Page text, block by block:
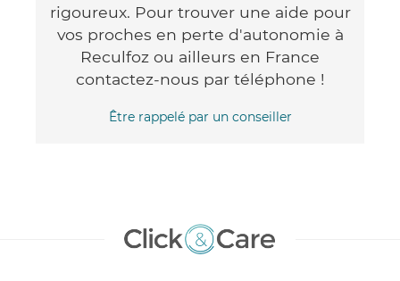
rigoureux. Pour trouver une aide pour
vos proches en perte d'autonomie à
Reculfoz ou ailleurs en France
contactez-nous par téléphone !
Être rappelé par un conseiller